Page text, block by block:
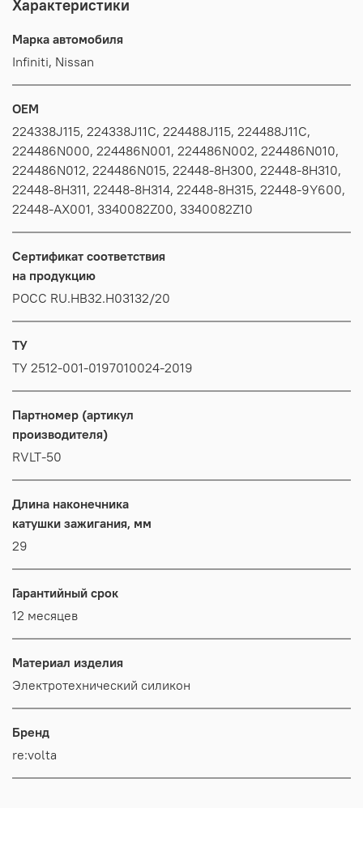
Характеристики
Марка автомобиля
Infiniti, Nissan
OEM
224338J115, 224338J11C, 224488J115, 224488J11C,
224486N000, 224486N001, 224486N002, 224486N010,
224486N012, 224486N015, 22448-8H300, 22448-8H310,
22448-8H311, 22448-8H314, 22448-8H315, 22448-9Y600,
22448-AX001, 3340082Z00, 3340082Z10
Сертификат соответствия
на продукцию
РОСС RU.HB32.H03132/20
ТУ
ТУ 2512-001-0197010024-2019
Партномер (артикул
производителя)
RVLT-50
Длина наконечника
катушки зажигания, мм
29
Гарантийный срок
12 месяцев
Материал изделия
Электротехнический силикон
Бренд
re:volta